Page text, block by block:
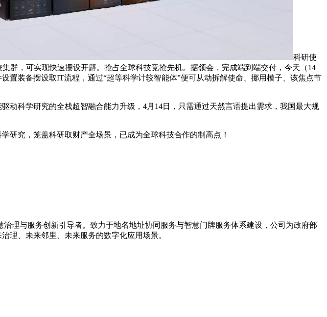
科研使
群，可实现快速摆设开辟。抢占全球科技竞抢先机。据领会，完成端到端交付，今天（14
置装备摆设取IT流程，通过“超等科学计较智能体”便可从动拆解使命、挪用模子、该焦点节
科学研究的全栈超智融合能力升级，4月14日，只需通过天然言语提出需求，我国最大规
究，笼盖科研取财产全场景，已成为全球科技合作的制高点！
理与服务创新引导者。致力于地名地址协同服务与智慧门牌服务体系建设，公司为政府部
理、未来邻里、未来服务的数字化应用场景。